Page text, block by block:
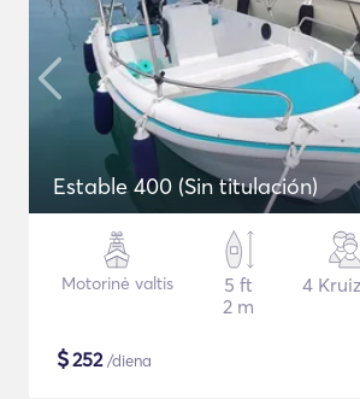
Estable 400 (Sin titulación)
Motorinė valtis
5 ft
2 m
4
$252/diena